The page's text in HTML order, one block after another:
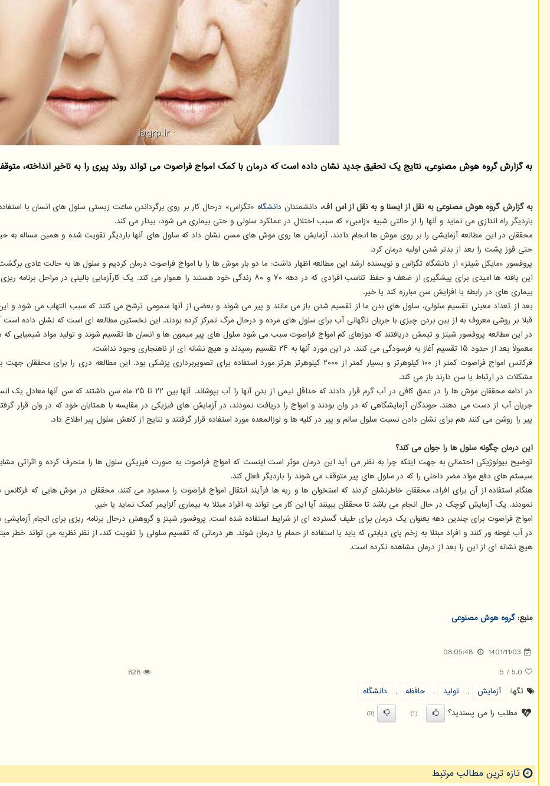
به گزارش گروه هوش مصنوعی، نتایج یک تحقیق جدید نشان داده است که درمان با کمک امواج فراصوت می تواند روند پیری را به تاخیر انداخته،
به گزارش گروه هوش مصنوعی به نقل از ایسنا و به نقل از اس اف، دانشمندان دانشگاه «تگزاس» درحال کار بر روی برگرداندن ساعت زیستی سلول های انسان با
باردیگر راه اندازی می نماید و آنها را از حالتی شبیه «زامبی» که سبب اختلال در عملکرد سلولی و حتی بیماری می شود، بیدار می کند.
محققان در این مطالعه آزمایشی را بر روی موش ها انجام دادند. آزمایش ها روی موش های مسن نشان داد که سلول های آنها باردیگر تقویت شده و همین مساله به
حتی قوز پشت را بعد از بدتر شدن اولیه درمان کرد.
پروفسور «مایکل شیتز» از دانشگاه تگزاس و نویسنده ارشد این مطالعه اظهار داشت: ما دو بار موش ها را با امواج فراصوت درمان کردیم و سلول ها به حالت عادی
این یافته ها امیدی برای پیشگیری از ضعف و حفظ تناسب افرادی که در دهه ۷۰ و ۸۰ زندگی خود هستند را هموار می کند.
بیماری های در رابطه با افزایش سن مبارزه کند یا خیر.
بعد از تعداد معینی تقسیم سلولی، سلول های بدن ما از تقسیم شدن باز می مانند و پیر می شوند و بعضی از آنها سمومی ترشح می کنند که سبب التهاب می شود و این
قبلا بر روشی معروف به از بین بردن چیزی با جریان ناگهانی آب برای سلول های مرده و درحال مرگ تمرکز کرده بودند. این نخستین مطالعه ای است که نشان داده است
در این مطالعه پروفسور شیتز و تیمش دریافتند که دوزهای کم امواج فراصوت سبب می شود سلول های پیر میمون ها و انسان ها تقسیم شوند و تولید مواد شیمیایی
معمولاً بعد از حدود ۱۵ تقسیم آغاز به فرسودگی می کنند. در این مورد آنها به ۲۴ تقسیم رسیدند و هیچ نشانه ای از ناهنجاری وجود نداشت.
فرکانس امواج فراصوت کمتر از ۱۰۰ کیلوهرتز و بسیار کمتر از ۲۰۰۰ کیلوهرتز هرتز مورد استفاده برای تصویربرداری پزشکی بود. این
مشکلات در ارتباط با سن دارند باز می کند.
جریان آب از دست می دهند. جوندگان آزمایشگاهی که در وان بودند و امواج را دریافت نمودند، در آزمایش های فیزیکی در مقایسه با همتایان خود که در وان قرار
پیر را روشن می کنند هم برای نشان دادن نسبت سلول سالم و پیر در کلیه ها و لوزالمعده مورد استفاده قرار گرفتند و نتایج از کاهش سلول پیر اطلاع داد.
این درمان چگونه سلول ها را جوان می کند؟
توضیح بیولوژیکی احتمالی به جهت اینکه چرا به نظر می آید این درمان موثر است اینست که امواج فراصوت به صورت فیزیکی سلول ها را منحرف کرده و اثراتی
سیستم های دفع مواد مضر داخلی را که در سلول های پیر متوقف می شوند را باردیگر فعال کند.
هنگام استفاده از آن برای افراد، محققان خاطرنشان کردند که استخوان ها و ریه ها فرآیند انتقال امواج فراصوت را مسدود می کنند. محققان در موش هایی که
نمودند. یک آزمایش کوچک در حال انجام می باشد تا محققان ببینند آیا این کار می تواند به افراد مبتلا به بیماری آلزایمر کمک نماید یا خیر.
امواج فراصوت برای چندین دهه بعنوان یک درمان برای طیف گسترده ای از شرایط استفاده شده است. پروفسور شیتز و گروهش درحال برنامه ریزی برای انجام
در آب غوطه ور کنند و افراد مبتلا به زخم پای دیابتی که باید با استفاده از حمام پا درمان شوند. هر درمانی که تقسیم سلولی را تقویت کند، از نظر نظریه می تواند
هیچ نشانه ای از این را بعد از درمان مشاهده نکرده است.
منبع:گروه هوش مصنوعی
1401/11/03
08:05:48
5.0
/
5
828
تگها:
آزمایش , تولید , حافظه ,
دانشگاه
مطلب را می پسندید؟
(1)
(0)
تازه ترین مطالب مرتبط